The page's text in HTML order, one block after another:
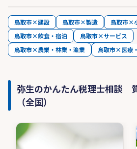
鳥取市×建設 鳥取市×製造 鳥取市×
鳥取市×飲食・宿泊
鳥取市×サービス
鳥取市×農業・林業・漁業
鳥取市×医療
弥生のかんたん税理士相談
（全国）